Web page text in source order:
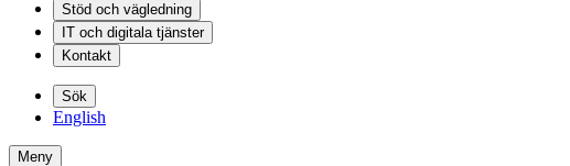
Stöd och vägledning
IT och digitala tjänster
Kontakt
Sök
English
Meny